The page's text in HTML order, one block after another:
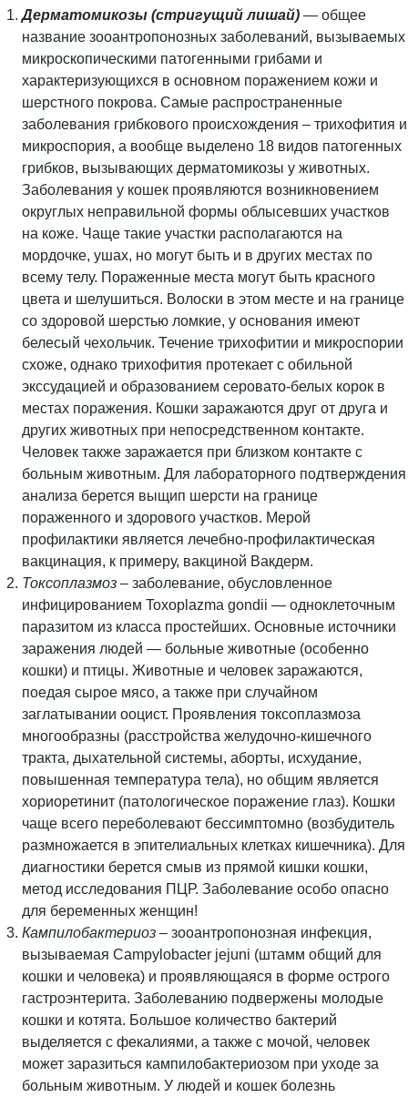
Дерматомикозы (стригущий лишай) — общее
название зооантропонозных заболеваний, вызываемых
микроскопическими патогенными грибами и
характеризующихся в основном поражением кожи и
шерстного покрова. Самые распространенные
заболевания грибкового происхождения – трихофития и
микроспория, а вообще выделено 18 видов патогенных
грибков, вызывающих дерматомикозы у животных.
Заболевания у кошек проявляются возникновением
округлых неправильной формы облысевших участков
на коже. Чаще такие участки располагаются на
мордочке, ушах, но могут быть и в других местах по
всему телу. Пораженные места могут быть красного
цвета и шелушиться. Волоски в этом месте и на границе
со здоровой шерстью ломкие, у основания имеют
белесый чехольчик. Течение трихофитии и микроспории
схоже, однако трихофития протекает с обильной
экссудацией и образованием серовато-белых корок в
местах поражения. Кошки заражаются друг от друга и
других животных при непосредственном контакте.
Человек также заражается при близком контакте с
больным животным. Для лабораторного подтверждения
анализа берется выщип шерсти на границе
пораженного и здорового участков. Мерой
профилактики является лечебно-профилактическая
вакцинация, к примеру, вакциной Вакдерм.
Токсоплазмоз – заболевание, обусловленное
инфицированием Toxoplazma gondii — одноклеточным
паразитом из класса простейших. Основные источники
заражения людей — больные животные (особенно
кошки) и птицы. Животные и человек заражаются,
поедая сырое мясо, а также при случайном
заглатывании ооцист. Проявления токсоплазмоза
многообразны (расстройства желудочно-кишечного
тракта, дыхательной системы, аборты, исхудание,
повышенная температура тела), но общим является
хориоретинит (патологическое поражение глаз). Кошки
чаще всего переболевают бессимптомно (возбудитель
размножается в эпителиальных клетках кишечника). Для
диагностики берется смыв из прямой кишки кошки,
метод исследования ПЦР. Заболевание особо опасно
для беременных женщин!
Кампилобактериоз – зооантропонозная инфекция,
вызываемая Campylobacter jejuni (штамм общий для
кошки и человека) и проявляющаяся в форме острого
гастроэнтерита. Заболеванию подвержены молодые
кошки и котята. Большое количество бактерий
выделяется с фекалиями, а также с мочой, человек
может заразиться кампилобактериозом при уходе за
больным животным. У людей и кошек болезнь